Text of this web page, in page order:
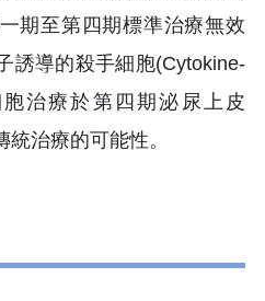
期至第四期標準治療無效
誘導的殺手細胞(Cytokine-
胞治療於第四期泌尿上皮
治療的可能性。